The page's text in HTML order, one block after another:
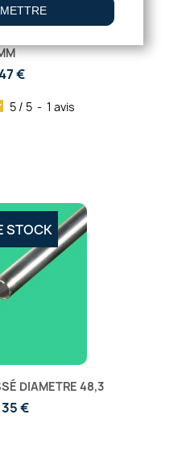
€
5 / 5 - 1 avis
DIAMETRE 48,3
€
STOCK